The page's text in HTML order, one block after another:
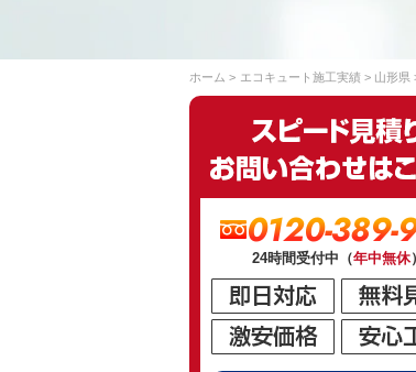
ホーム エコキュート施工実績 山形県
0120-389-
24時間受付中（年中無休）